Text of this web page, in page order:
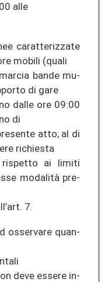
alle
ca­r­at­te­ri­z­za­te
mo­bi­li (quali
bande mu­
di gare
dalle ore 09:00
di
atto; al di
ri­chies­ta
ris­pet­to ai li­mi­ti
modalità pre­
7.
os­ser­va­re quan­
deve es­se­re in­